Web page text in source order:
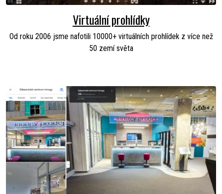
Virtuální prohlídky
Od roku 2006 jsme nafotili 10000+ virtuálních prohlídek z více než
50 zemí světa